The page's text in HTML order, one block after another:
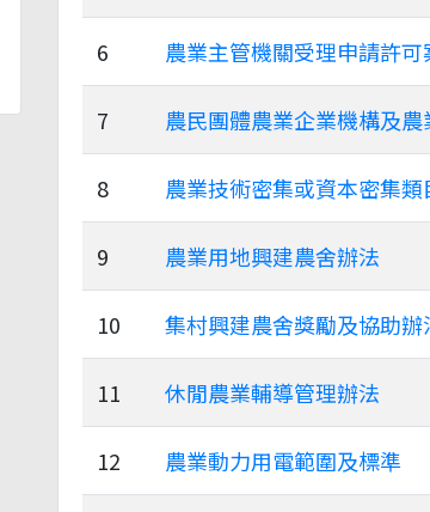
6 農業主管機關受理申請許
7 農民團體農業企業機構及
8 農業技術密集或資本密集類
9 農業用地興建農舍辦法
10 集村興建農舍獎勵及協助辦
11 休閒農業輔導管理辦法
12 農業動力用電範圍及標準